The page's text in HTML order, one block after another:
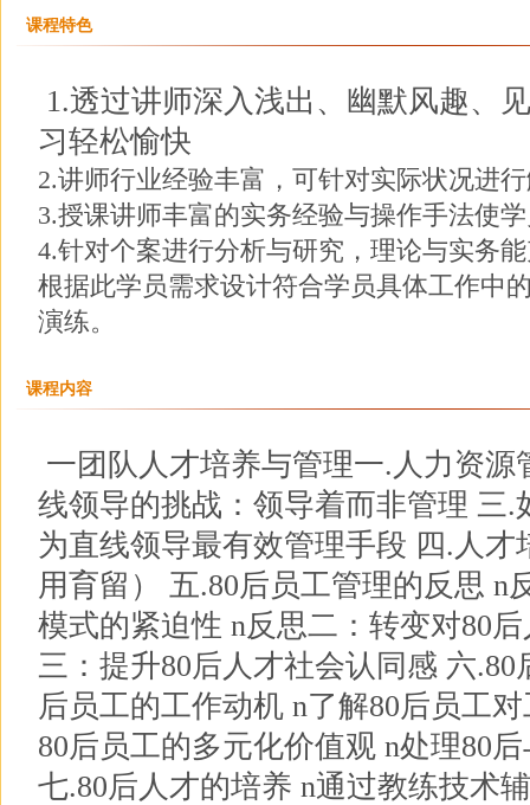
课程特色
1.透过讲师深入浅出、幽默风趣、
习轻松愉快
2.讲师行业经验丰富，可针对实际状况进
3.授课讲师丰富的实务经验与操作手法使
4.针对个案进行分析与研究，理论与实务
根据此学员需求设计符合学员具体工作中
演练。
课程内容
一团队人才培养与管理一.人力资源
线领导的挑战：领导着而非管理 三.
为直线领导最有效管理手段 四.人
用育留） 五.80后员工管理的反思 n
模式的紧迫性 n反思二：转变对80
三：提升80后人才社会认同感 六.80
后员工的工作动机 n了解80后员工
80后员工的多元化价值观 n处理80
七.80后人才的培养 n通过教练技术